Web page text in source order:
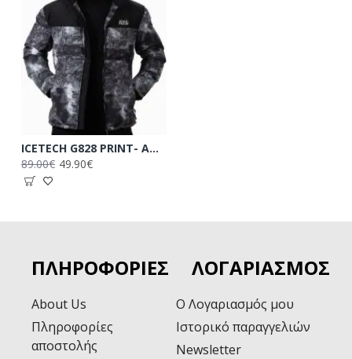
ICETECH G828 PRINT- ΑΝΔΡΙΚΟ ΜΠΟΥΦΑΝ ΤΥΠΩΜΑ
49.90€
89.00€
ΠΛΗΡΟΦΟΡΊΕΣ
About Us
Πληροφορίες
αποστολής
ΛΟΓΑΡΙΑΣΜΌΣ
Ο Λογαριασμός μου
Ιστορικό παραγγελιών
Newsletter